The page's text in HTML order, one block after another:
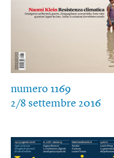
numero 1169
2/8 settembre 2016